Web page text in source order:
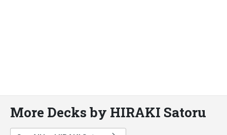
More Decks by HIRAKI Satoru